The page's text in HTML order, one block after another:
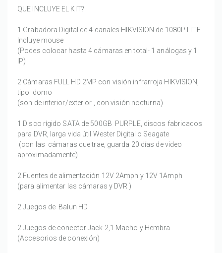
QUE INCLUYE EL KIT?
1 Grabadora Digital de 4 canales HIKVISION de 1080P LITE.
Incluye mouse
(Podes colocar hasta 4 cámaras en total- 1 análogas y 1
IP)
2 Cámaras FULL HD 2MP con visión infrarroja HIKVISION,
tipo domo
(son de interior/exterior , con visión nocturna)
1 Disco rígido SATA de 500GB PURPLE, discos fabricados
para DVR, larga vida útil Wester Digital o Seagate
(con las cámaras que trae, guarda 20 días de video
aproximadamente)
2 Fuentes de alimentación 12V 2Amph y 12V 1Amph
(para alimentar las cámaras y DVR )
2 Juegos de Balun HD
2 Juegos de conector Jack 2,1 Macho y Hembra
(Accesorios de conexión)